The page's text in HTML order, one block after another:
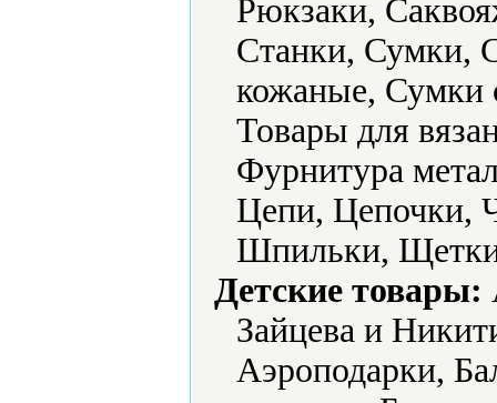
Рюкзаки,
Станки, Сумки,
кожаные, Сумки
Товары для
Фурнитура
Цепи,
Шпильки,
Детские товары:
Зайцева и
Аэроподарки,